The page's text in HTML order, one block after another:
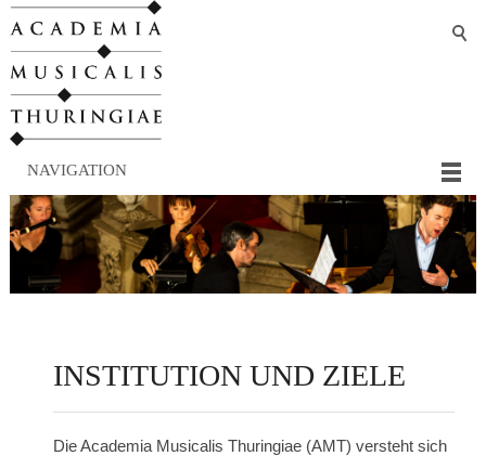
NAVIGATION
INSTITUTION UND ZIELE
Die Academia Musicalis Thuringiae (AMT) versteht sich